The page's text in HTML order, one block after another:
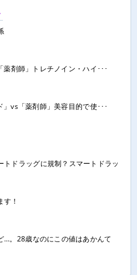
剤師」トレチノイン・ハイ･･･
vs「薬剤師」美容目的で使･･･
ドラッグに規制？スマートドラッ
！
…。28歳なのにこの値はあかんて